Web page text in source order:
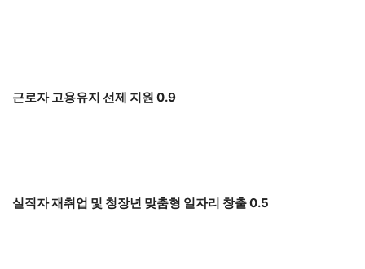
근로자 고용유지 선제 지원 0.9
실직자 재취업 및 청장년 맞춤형 일자리 창출 0.5